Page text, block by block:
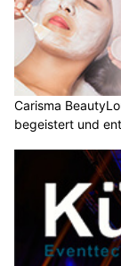
Carisma
begeistert und